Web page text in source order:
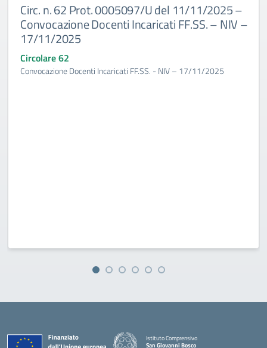
Circ. n. 62 Prot. 0005097/U del 11/11/2025 –
Convocazione Docenti Incaricati FF.SS. – NIV –
17/11/2025
Circolare 62
Convocazione Docenti Incaricati FF.SS. - NIV – 17/11/2025
Istituto Comprensivo
San Giovanni Bosco